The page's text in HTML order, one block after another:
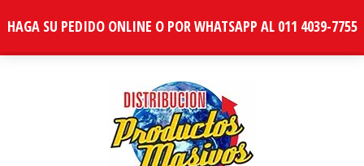
HAGA SU PEDIDO ONLINE O POR WHATSAPP AL 011 4039-7755